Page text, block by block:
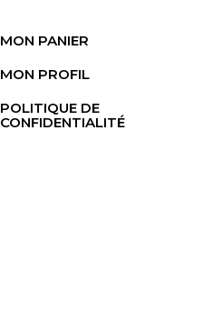
MON PANIER
MON PROFIL
POLITIQUE DE
CONFIDENTIALITÉ